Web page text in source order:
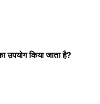
उपयोग किया जाता है?